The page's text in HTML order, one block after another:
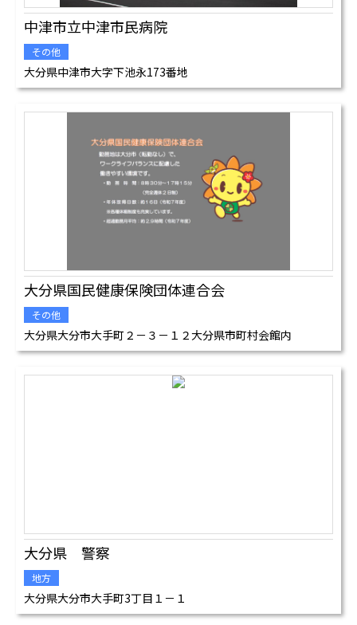
中津市立中津市民病院
その他
大分県中津市大字下池永173番地
大分県国民健康保険団体連合会
その他
大分県大分市大手町２－３－１２大分県市町村会館内
大分県 警察
地方
大分県大分市大手町3丁目１－１